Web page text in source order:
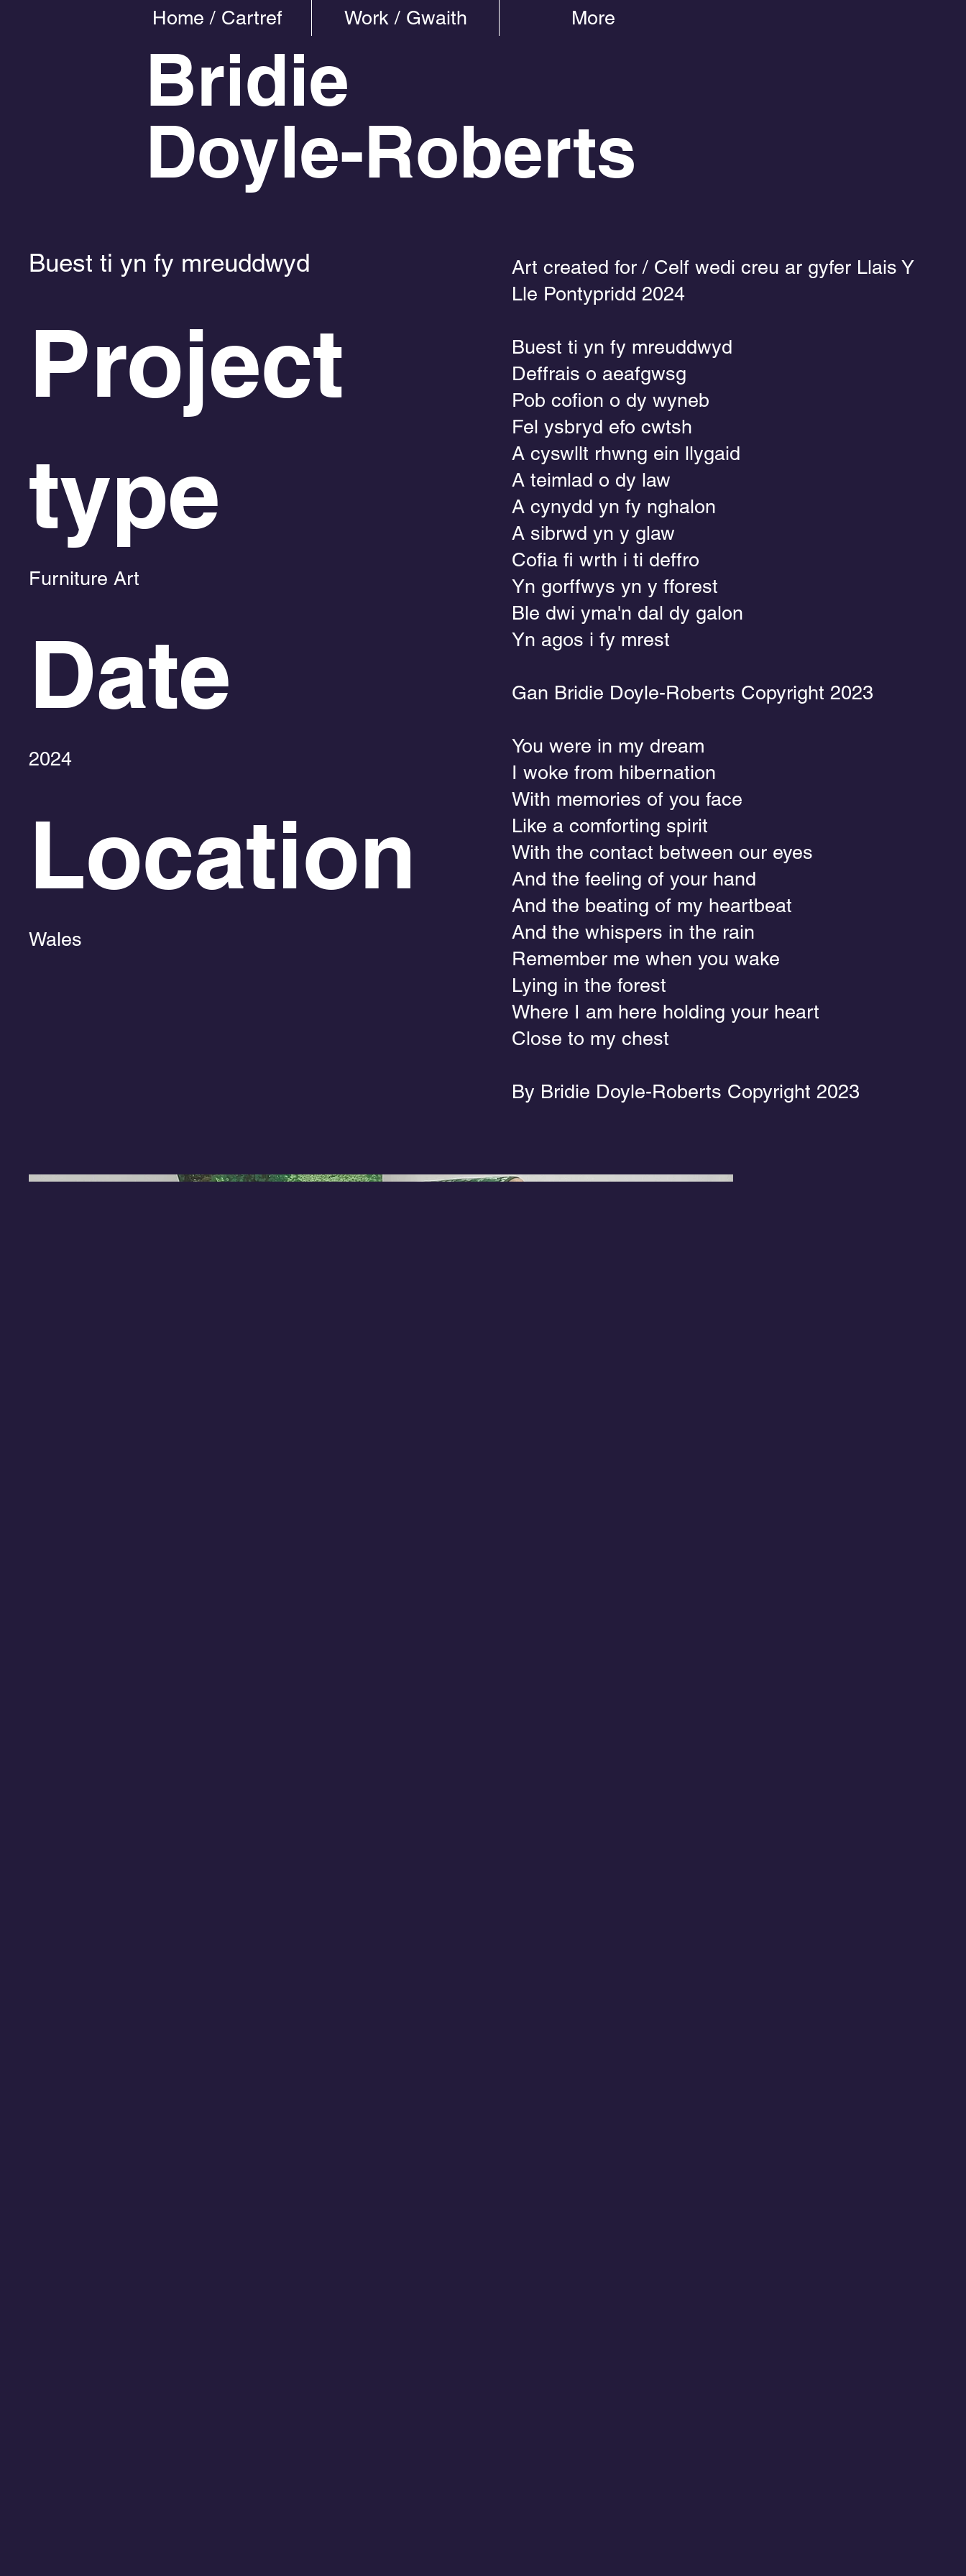
Home / Cartref Work / Gwaith More
Bridie
Doyle-Roberts
Buest ti yn fy mreuddwyd
Project
type
Furniture Art
Date
2024
Location
Wales
Art created for / Celf wedi creu ar gyfer Llais Y
Lle Pontypridd 2024
Buest ti yn fy mreuddwyd
Deffrais o aeafgwsg
Pob cofion o dy wyneb
Fel ysbryd efo cwtsh
A cyswllt rhwng ein llygaid
A teimlad o dy law
A cynydd yn fy nghalon
A sibrwd yn y glaw
Cofia fi wrth i ti deffro
Yn gorffwys yn y fforest
Ble dwi yma'n dal dy galon
Yn agos i fy mrest
Gan Bridie Doyle-Roberts Copyright 2023
You were in my dream
I woke from hibernation
With memories of you face
Like a comforting spirit
With the contact between our eyes
And the feeling of your hand
And the beating of my heartbeat
And the whispers in the rain
Remember me when you wake
Lying in the forest
Where I am here holding your heart
Close to my chest
By Bridie Doyle-Roberts Copyright 2023